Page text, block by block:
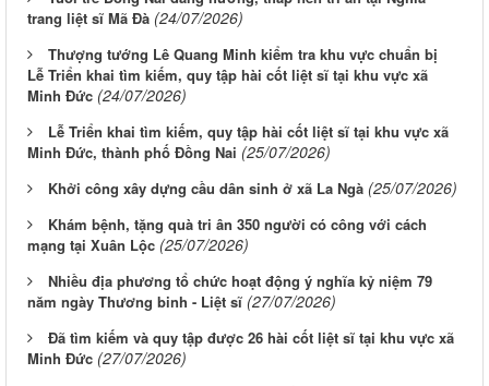
trang liệt sĩ Mã Đà (24/07/2026)
Thượng tướng Lê Quang Minh kiểm tra khu vực chuẩn bị
Lễ Triển khai tìm kiếm, quy tập hài cốt liệt sĩ tại khu vực xã
Minh Đức (24/07/2026)
Lễ Triển khai tìm kiếm, quy tập hài cốt liệt sĩ tại khu vực xã
Minh Đức, thành phố Đồng Nai (25/07/2026)
Khởi công xây dựng cầu dân sinh ở xã La Ngà (25/07/2026)
Khám bệnh, tặng quà tri ân 350 người có công với cách
mạng tại Xuân Lộc (25/07/2026)
Nhiều địa phương tổ chức hoạt động ý nghĩa kỷ niệm 79
năm ngày Thương binh - Liệt sĩ (27/07/2026)
Đã tìm kiếm và quy tập được 26 hài cốt liệt sĩ tại khu vực xã
Minh Đức (27/07/2026)